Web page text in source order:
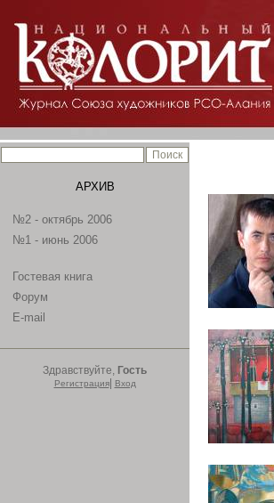
АРХИВ
№2 - октябрь 2006
№1 - июнь 2006
Гостевая книга
Форум
E-mail
Здравствуйте, Гость
Регистрация| Вход